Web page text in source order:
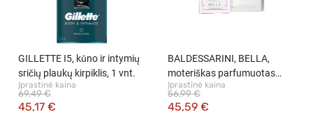
GILLETTE I5, kūno ir intymių
sričių plaukų kirpiklis, 1 vnt.
Įprastinė kaina
45,17 €
69,49 €
BALDESSARINI, BELLA,
moteriškas parfumuotas
vanduo, 30 ml.
Įprastinė kaina
45,59 €
56,99 €